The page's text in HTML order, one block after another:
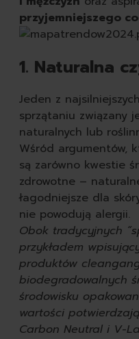
przyjemniejszego
1. Naturalna
Jeden z
sprzątaniu związany
naturalnych lub
Wśród argumentów,
są zarówno kwestie
zdrowotne –
łagodniejsze dla
nie powodują alergii.
Obok tradycyjnych
przykładem
produktów
biodegradowalnych
środowisku
wartości
Carbon Neutral i V-